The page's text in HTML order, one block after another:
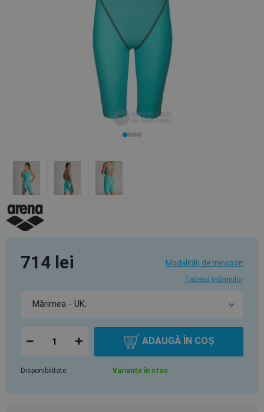
714 lei
Modalități de transport
Tabelul mărimilor
ADAUGĂ ÎN COȘ
Disponibilitate: Variante în stoc